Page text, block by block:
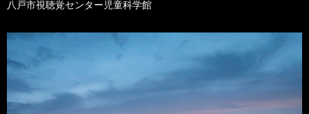
八戸市視聴覚センター児童科学館